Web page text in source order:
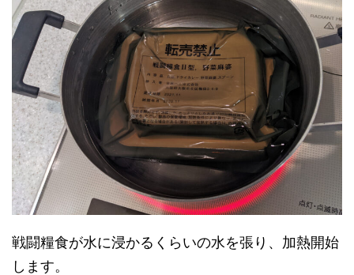
戦闘糧食が水に浸かるくらいの水を張り、加熱開始
します。